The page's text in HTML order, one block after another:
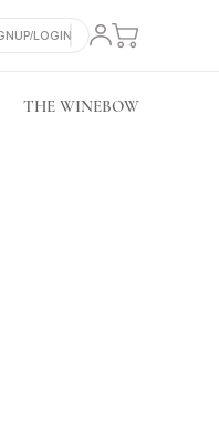
LOGIN
THE WINEBOW